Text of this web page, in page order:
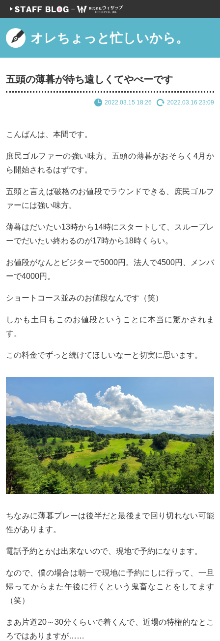
オレちょっと忙しいから。
五頭の薄暮が待ち遠しくてやべーです
2022.03.15 18:26 2022.03.16 23:09
こんばんは、本間です。
庶民ゴルファーの強い味方。五頭の薄暮がおそらく4月か
ら開始されるはずです。
五頭と言えば破格のお値段でラウンドできる、庶民ゴルフ
ァーには強い味方。
薄暮はだいたい13時から14時にスタートして、スループレ
ーでだいたい終わるのが17時から18時くらい。
お値段がなんとビジターで5000円。法人で4500円、メンバ
ーで4000円。
ショートコース並みのお値段なんです（笑）
しかも土日もこのお値段ということに本当に驚かされま
す。
この料金でずっと続けてほしいなーと切実に思います。
ちなみに薄暮プレーは後半だと最後まで回り切れない可能
性があります。
電話予約とかは出来ないので、現地で予約になります。
なので、僕の場合は朝一で現地に予約にしに行って、一旦
帰ってからまた午後に行くという鬼畜なことをしてます
（笑）
まあ片道20～30分くらいで着くんで、近場の特権的なとこ
ろではありますが……